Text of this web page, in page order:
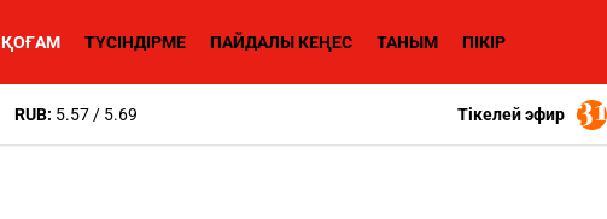
ҚОҒАМ ТҮСІНДІРМЕ ПАЙДАЛЫ КЕҢЕС ТАНЫМ ПІКІР
RUB: 5.57 / 5.69 Тікелей эфир